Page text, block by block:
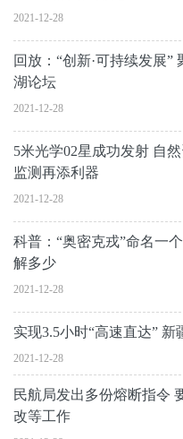
2021-12-28
回放：“创新·可持续发展”
湖论坛
2021-12-28
5米光学02星成功发射 自
监测再添利器
2021-12-28
科普：“奥密克戎”命名一
解多少
2021-12-28
实现3.5小时“高速直达”
2021-12-28
民航局发出多份熔断指令
改等工作